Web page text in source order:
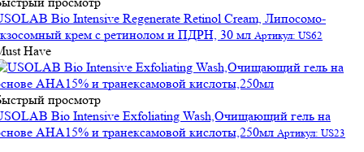
Bio Intensive Regenerate Retinol Cream, Липосомо-
крем с ретинолом и ПДРН, 30 мл Артикул: US62
Have
просмотр
Bio Intensive Exfoliating Wash,Очищающий гель на
АНА15% и транексамовой кислоты,250мл Артикул: US23